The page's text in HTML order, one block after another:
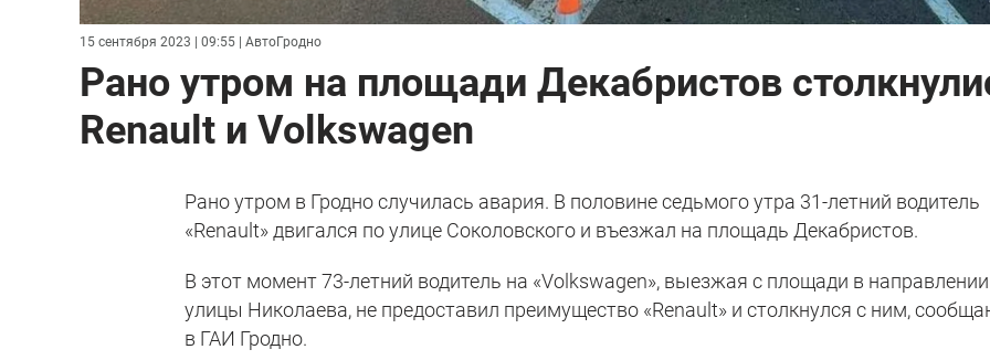
15 сентября 2023 | 09:55 | АвтоГродно
Рано утром на площади Декабристов
Renault и Volkswagen
Рано утром в Гродно случилась авария. В половине седьмого утра 31-летний водитель
«Renault» двигался по улице Соколовского и въезжал на площадь Декабристов.
В этот момент 73-летний водитель на «Volkswagen», выезжая с площади в направлении
улицы Николаева, не предоставил преимущество «Renault» и столкнулся с ним,
в ГАИ Гродно.